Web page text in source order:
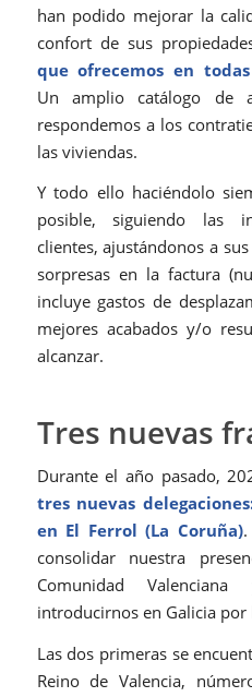
han podido mejorar la
confort de sus
que ofrecemos en
Un amplio catálogo de
respondemos a los
las viviendas.
Y todo ello haciéndolo
posible, siguiendo las
clientes, ajustándonos a
sorpresas en la factura
incluye gastos de
mejores acabados y/o
alcanzar.
Tres nuevas
Durante el año pasado,
tres nuevas
en El Ferrol (La Coruña).
consolidar nuestra
Comunidad
introducirnos en Galicia por
Las dos primeras se
Reino de Valencia,